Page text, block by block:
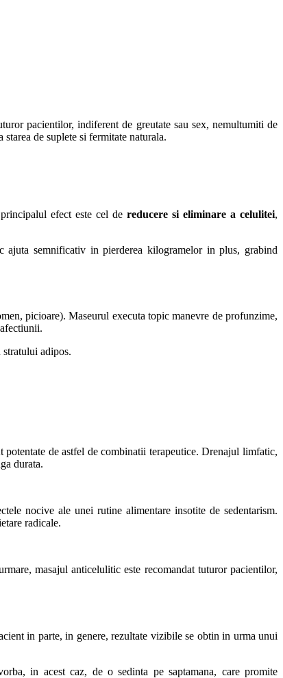
pacientilor, indiferent de greutate sau sex, nemultumiti de
de suplete si fermitate naturala.
efect este cel dereducere si eliminare a celulitei,
semnificativ in pierderea kilogramelor in plus, grabind
picioare). Maseurul executa topic manevre de profunzime,
stratului adipos.
de astfel de combinatii terapeutice. Drenajul limfatic,
durata.
nocive ale unei rutine alimentare insotite de sedentarism.
radicale.
masajul anticelulitic este recomandat tuturor pacientilor,
in parte, in genere, rezultate vizibile se obtin in urma unui
in acest caz, de o sedinta pe saptamana, care promite